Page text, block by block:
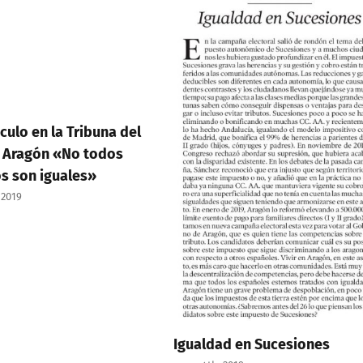
en la Tribuna del
«No todos
son iguales»
Igualdad en Sucesiones